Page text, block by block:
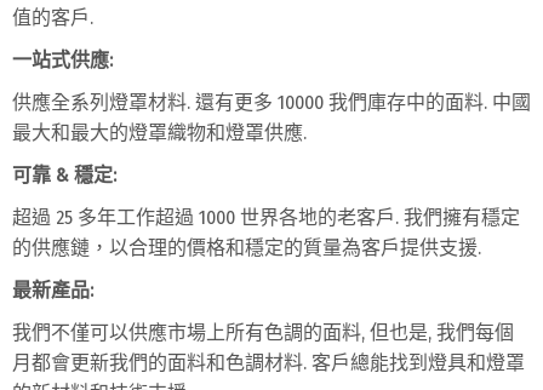
值的客戶.
一站式供應:
供應全系列燈罩材料. 還有更多 10000 我們庫存中的面料. 中國
最大和最大的燈罩織物和燈罩供應.
可靠 & 穩定:
超過 25 多年工作超過 1000 世界各地的老客戶. 我們擁有穩定
的供應鏈，以合理的價格和穩定的質量為客戶提供支援.
最新產品:
我們不僅可以供應市場上所有色調的面料, 但也是, 我們每個
月都會更新我們的面料和色調材料. 客戶總能找到燈具和燈罩